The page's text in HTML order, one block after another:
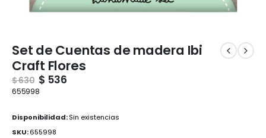
Set de Cuentas de madera Ibi
Craft Flores
$630 $ 536
655998
Disponibilidad:Sin existencias
SKU:655998